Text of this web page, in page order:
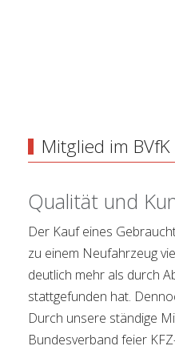
Mitglied im BVfK
Qualität und
Der Kauf eines
zu einem Neufahrzeug
deutlich mehr als durch
stattgefunden hat.
Durch unsere ständige
Bundesverband feier